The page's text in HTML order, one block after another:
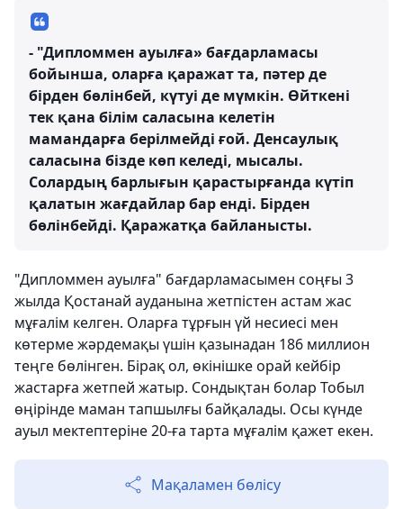
- "Дипломмен ауылға» бағдарламасы
бойынша, оларға қаражат та, пәтер де
бірден бөлінбей, күтуі де мүмкін. Өйткені
тек қана білім саласына келетін
мамандарға берілмейді ғой. Денсаулық
саласына бізде көп келеді, мысалы.
Солардың барлығын қарастырғанда күтіп
қалатын жағдайлар бар енді. Бірден
бөлінбейді. Қаражатқа байланысты.
"Дипломмен ауылға" бағдарламасымен соңғы 3
жылда Қостанай ауданына жетпістен астам жас
мұғалім келген. Оларға тұрғын үй несиесі мен
көтерме жәрдемақы үшін қазынадан 186 миллион
теңге бөлінген. Бірақ ол, өкінішке орай кейбір
жастарға жетпей жатыр. Сондықтан болар Тобыл
өңірінде маман тапшылғы байқалады. Осы күнде
ауыл мектептеріне 20-ға тарта мұғалім қажет екен.
Мақаламен бөлісу